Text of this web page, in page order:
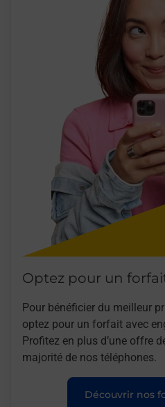
Optez pour un
Pour bénéficier du meilleur
optez pour un forfait avec
Profitez en plus d’une offre
majorité de nos téléphones.
Découvrir nos